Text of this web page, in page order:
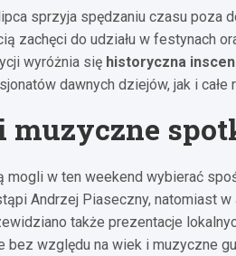
sprzyja spędzaniu czasu poza
zachęci do udziału w festynach
wyróżnia się historyczna
dawnych dziejów, jak i
muzyczne
mogli w ten weekend wybierać
Andrzej Piaseczny, natomiast
także prezentacje
bez względu na wiek i muzyczne